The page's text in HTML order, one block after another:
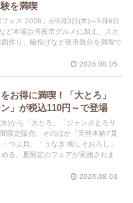
を満喫
ェス 2026」が9月3日(木)～9月6日
ど本場台湾夜市グルメに加え、スカ
作り、輪投げなど夜市気分を満喫で
2026.08.05
お得に満喫！「大とろ」
」が税込110円～で登場
)から「大とろ」「ジャンボとろサ
限定販売。そのほか「天然本鮪7貫
つぶ貝、「うなぎ 梅しそおろし」
る、夏限定のフェアが実施されま
2026.08.03